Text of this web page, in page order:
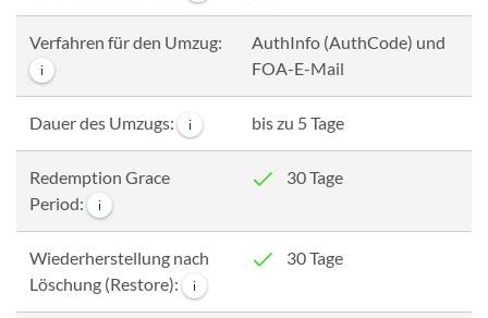
Verfahren für den Umzug:
i
AuthInfo (AuthCode) und
FOA-E-Mail
Dauer des Umzugs: i bis zu 5 Tage
Redemption Grace
Period:
i
30 Tage
Wiederherstellung nach
Löschung (Restore):
i
30 Tage